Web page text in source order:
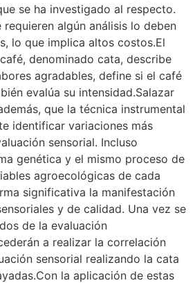
se ha investigado al respecto.
algún análisis lo deben
lo que implica altos costos.El
denominado cata, describe
agradables, define si el café
evalúa su intensidad.Salazar
que la técnica instrumental
identificar variaciones más
sensorial. Incluso
genética y el mismo proceso de
agroecológicas de cada
significativa la manifestación
y de calidad. Una vez se
de la evaluación
a realizar la correlación
sensorial realizando la cata
la aplicación de estas